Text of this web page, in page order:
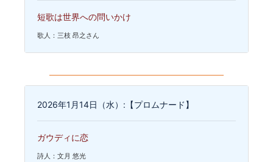
短歌は世界への問いかけ
歌人：三枝 昂之さん
2026年1月14日（水）:【プロムナード】
ガウディに恋
詩人：文月 悠光